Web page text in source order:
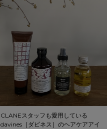
CLANEスタッフも愛用している
davines［ダビネス］のヘアケアアイ